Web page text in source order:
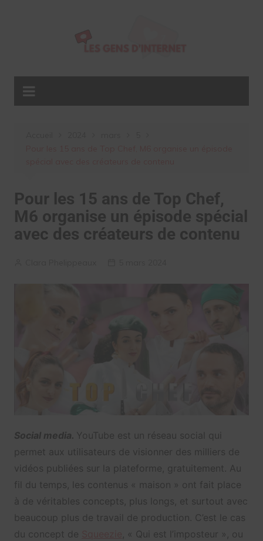
Pour les 15 ans de Top Chef,
M6 organise un épisode spécial
avec des créateurs de contenu
Social media. YouTube est un réseau social qui
permet aux utilisateurs de visionner des milliers de
vidéos publiées sur la plateforme, gratuitement. Au
fil du temps, les contenus « maison » ont fait place
à de véritables concepts, plus longs, et surtout avec
beaucoup plus de travail de production. C’est le cas
du concept de
, « Qui est l’imposteur », ou